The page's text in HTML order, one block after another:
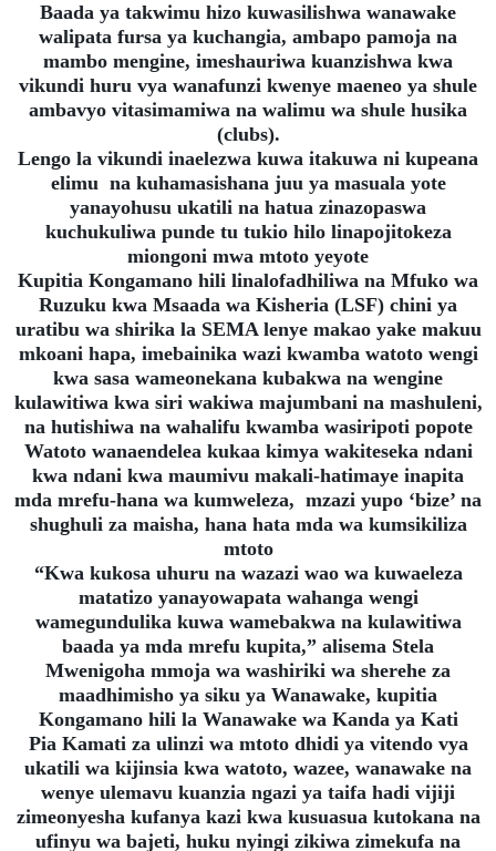
Baada ya takwimu hizo kuwasilishwa wanawake
walipata fursa ya kuchangia, ambapo pamoja na
mambo mengine, imeshauriwa kuanzishwa kwa
vikundi huru vya wanafunzi kwenye maeneo ya shule
ambavyo vitasimamiwa na walimu wa shule husika
(clubs).
Lengo la vikundi inaelezwa kuwa itakuwa ni kupeana
elimu na kuhamasishana juu ya masuala yote
yanayohusu ukatili na hatua zinazopaswa
kuchukuliwa punde tu tukio hilo linapojitokeza
miongoni mwa mtoto yeyote
Kupitia Kongamano hili linalofadhiliwa na Mfuko wa
Ruzuku kwa Msaada wa Kisheria (LSF) chini ya
uratibu wa shirika la SEMA lenye makao yake makuu
mkoani hapa, imebainika wazi kwamba watoto wengi
kwa sasa wameonekana kubakwa na wengine
kulawitiwa kwa siri wakiwa majumbani na mashuleni,
na hutishiwa na wahalifu kwamba wasiripoti popote
Watoto wanaendelea kukaa kimya wakiteseka ndani
kwa ndani kwa maumivu makali-hatimaye inapita
mda mrefu-hana wa kumweleza, mzazi yupo ‘bize’ na
shughuli za maisha, hana hata mda wa kumsikiliza
mtoto
“Kwa kukosa uhuru na wazazi wao wa kuwaeleza
matatizo yanayowapata wahanga wengi
wamegundulika kuwa wamebakwa na kulawitiwa
baada ya mda mrefu kupita,” alisema Stela
Mwenigoha mmoja wa washiriki wa sherehe za
maadhimisho ya siku ya Wanawake, kupitia
Kongamano hili la Wanawake wa Kanda ya Kati
Pia Kamati za ulinzi wa mtoto dhidi ya vitendo vya
ukatili wa kijinsia kwa watoto, wazee, wanawake na
wenye ulemavu kuanzia ngazi ya taifa hadi vijiji
zimeonyesha kufanya kazi kwa kusuasua kutokana na
ufinyu wa bajeti, huku nyingi zikiwa zimekufa na